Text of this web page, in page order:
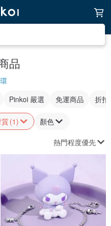
品
Pinkoi 嚴選 免運商品 折扣
(1) 顏色
熱門程度優先